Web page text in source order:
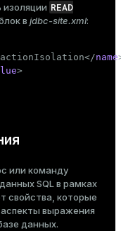
изоляции READ
в jdbc-site.xml:
</name
>
или команду
SQL в рамках
свойства, которые
выражения
данных.